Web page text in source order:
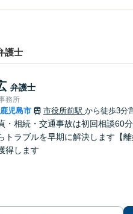
護士
弁護士
務所
鹿児島市 市役所前駅 から徒歩3分
・相続・交通事故は初回相談
トラブルを早期に解決します【
得します